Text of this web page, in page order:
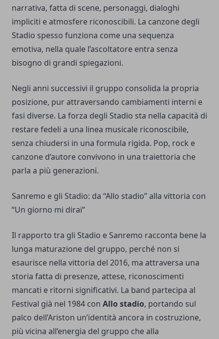
narrativa, fatta di scene, personaggi, dialoghi
impliciti e atmosfere riconoscibili. La canzone degli
Stadio spesso funziona come una sequenza
emotiva, nella quale l’ascoltatore entra senza
bisogno di grandi spiegazioni.
Negli anni successivi il gruppo consolida la propria
posizione, pur attraversando cambiamenti interni e
fasi diverse. La forza degli Stadio sta nella capacità di
restare fedeli a una linea musicale riconoscibile,
senza chiudersi in una formula rigida. Pop, rock e
canzone d’autore convivono in una traiettoria che
parla a più generazioni.
Sanremo e gli Stadio: da “Allo stadio” alla vittoria con
“Un giorno mi dirai”
Il rapporto tra gli Stadio e Sanremo racconta bene la
lunga maturazione del gruppo, perché non si
esaurisce nella vittoria del 2016, ma attraversa una
storia fatta di presenze, attese, riconoscimenti
mancati e ritorni significativi. La band partecipa al
Festival già nel 1984 con Allo stadio, portando sul
palco dell’Ariston un’identità ancora in costruzione,
più vicina all’energia del gruppo che alla